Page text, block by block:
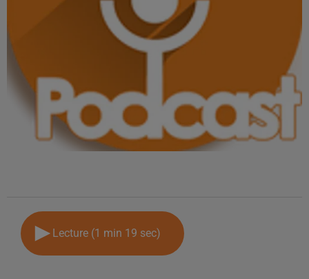
Lecture (1 min 19 sec)